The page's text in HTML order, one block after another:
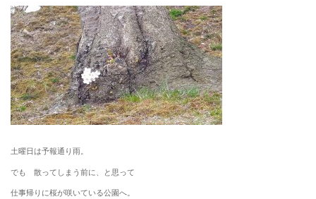
土曜日は予報通り雨。
でも 散ってしまう前に、と思って
仕事帰りに桜が咲いている公園へ。